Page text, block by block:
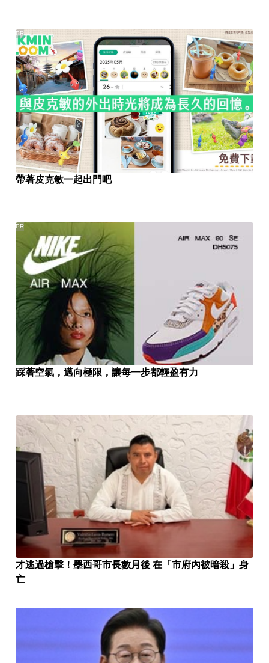
帶著皮克敏一起出門吧
PR
踩著空氣，邁向極限，讓每一步都輕盈有力
PR
才逃過槍擊！墨西哥市長數月後 在「市府內被暗殺」身
亡